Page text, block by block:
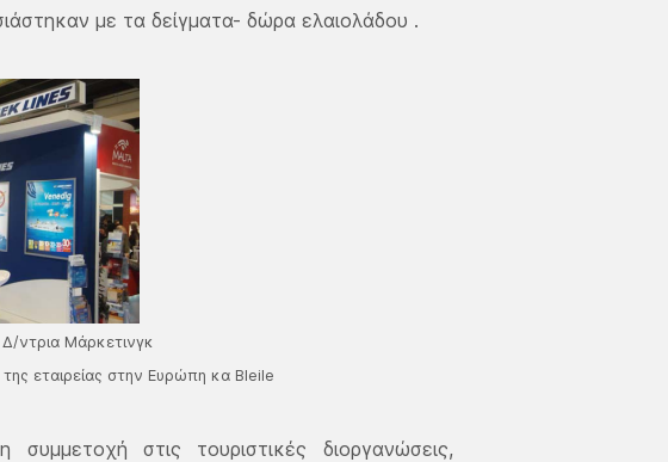
με τα δείγματα- δώρα ελαιολάδου .
ντρια Μάρκετινγκ
εταιρείας στην Ευρώπη κα Bleile
στις τουριστικές διοργανώσεις,